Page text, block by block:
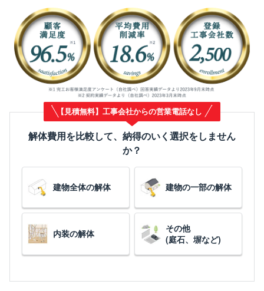
【見積無料】工事会社からの営業電話なし
解体費用を比較して、納得のいく選択をしません
か？
建物全体の解体 建物の一部の解体
内装の解体
その他
(庭石、塀など)